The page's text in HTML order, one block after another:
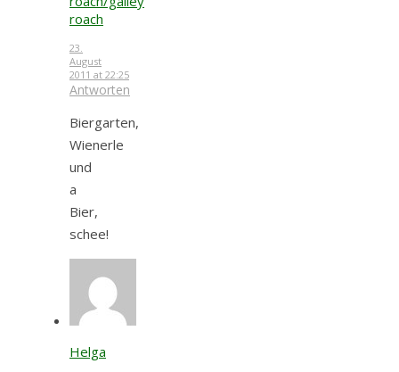
roach
23.
August
2011 at 22:25
Antworten
Biergarten,
Wienerle
und
a
Bier,
schee!
Helga